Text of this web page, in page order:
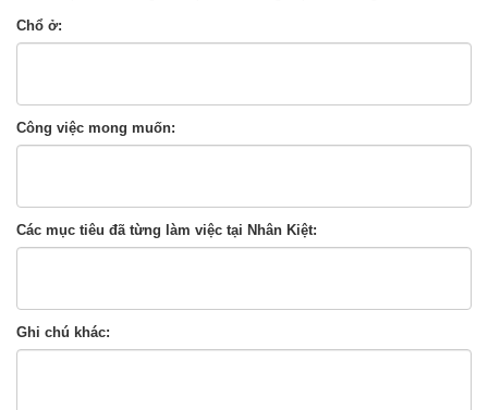
Chổ ở:
Công việc mong muốn:
Các mục tiêu đã từng làm việc tại Nhân Kiệt:
Ghi chú khác: